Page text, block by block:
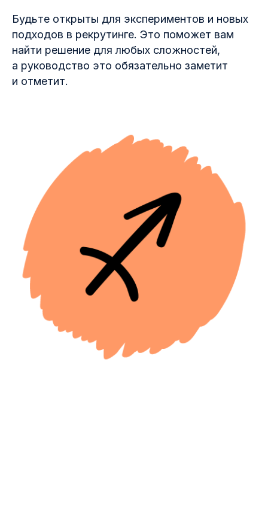
Будьте открыты для экспериментов и новых
подходов в рекрутинге. Это поможет вам
найти решение для любых сложностей,
а руководство это обязательно заметит
и отметит.